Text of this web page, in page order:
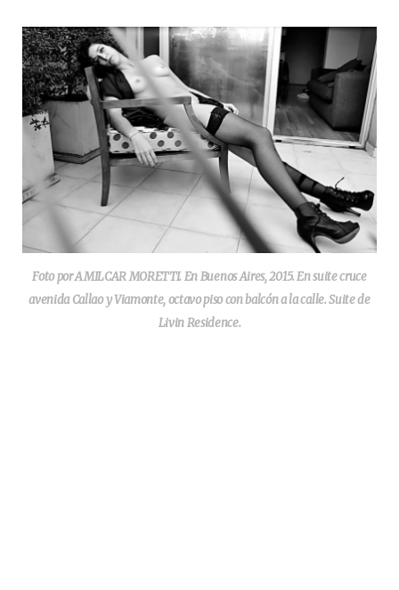
Foto por AMILCAR MORETTI. En Buenos Aires, 2015. En suite cruce
avenida Callao y Viamonte, octavo piso con balcón a la calle. Suite de
Livin Residence.